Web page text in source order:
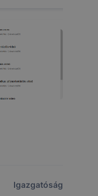
Igazgatóság